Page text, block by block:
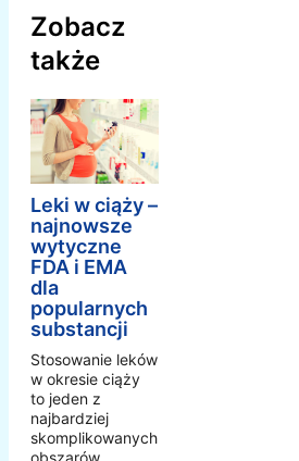
Zobacz
także
Leki w ciąży –
najnowsze
wytyczne
FDA i EMA
dla
popularnych
substancji
Stosowanie leków
w okresie ciąży
to jeden z
najbardziej
skomplikowanych